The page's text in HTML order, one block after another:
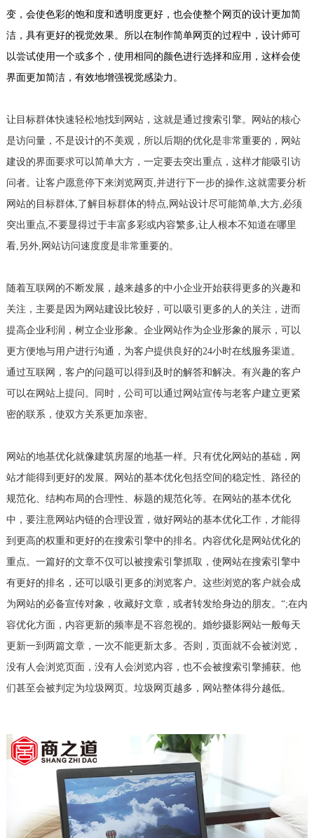
变，会使色彩的饱和度和透明度更好，也会使整个网页的设计更加简
洁，具有更好的视觉效果。所以在制作简单网页的过程中，设计师可
以尝试使用一个或多个，使用相同的颜色进行选择和应用，这样会使
界面更加简洁，有效地增强视觉感染力。
让目标群体快速轻松地找到网站，这就是通过搜索引擎。网站的核心
是访问量，不是设计的不美观，所以后期的优化是非常重要的，网站
建设的界面要求可以简单大方，一定要去突出重点，这样才能吸引访
问者。让客户愿意停下来浏览网页,并进行下一步的操作,这就需要分析
网站的目标群体,了解目标群体的特点,网站设计尽可能简单,大方,必须
突出重点,不要显得过于丰富多彩或内容繁多,让人根本不知道在哪里
看,另外,网站访问速度度是非常重要的。
随着互联网的不断发展，越来越多的中小企业开始获得更多的兴趣和
关注，主要是因为网站建设比较好，可以吸引更多的人的关注，进而
提高企业利润，树立企业形象。企业网站作为企业形象的展示，可以
更方便地与用户进行沟通，为客户提供良好的24小时在线服务渠道。
通过互联网，客户的问题可以得到及时的解答和解决。有兴趣的客户
可以在网站上提问。同时，公司可以通过网站宣传与老客户建立更紧
密的联系，使双方关系更加亲密。
网站的地基优化就像建筑房屋的地基一样。只有优化网站的基础，网
站才能得到更好的发展。网站的基本优化包括空间的稳定性、路径的
规范化、结构布局的合理性、标题的规范化等。在网站的基本优化
中，要注意网站内链的合理设置，做好网站的基本优化工作，才能得
到更高的权重和更好的在搜索引擎中的排名。内容优化是网站优化的
重点。一篇好的文章不仅可以被搜索引擎抓取，使网站在搜索引擎中
有更好的排名，还可以吸引更多的浏览客户。这些浏览的客户就会成
为网站的必备宣传对象，收藏好文章，或者转发给身边的朋友。“;在内
容优化方面，内容更新的频率是不容忽视的。婚纱摄影网站一般每天
更新一到两篇文章，一次不能更新太多。否则，页面就不会被浏览，
没有人会浏览页面，没有人会浏览内容，也不会被搜索引擎捕获。他
们甚至会被判定为垃圾网页。垃圾网页越多，网站整体得分越低。